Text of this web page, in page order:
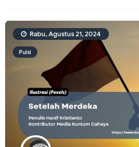
Puisi
Rabu, Agustus 21, 2024